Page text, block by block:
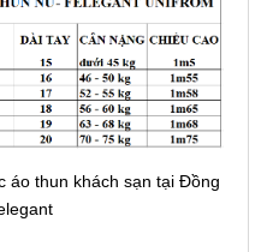
áo thun khách sạn tại Đồng